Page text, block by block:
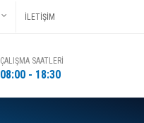
İLETİŞİM
ÇALIŞMA SAATLERİ
08:00 - 18:30